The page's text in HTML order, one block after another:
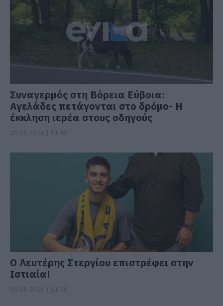
Συναγερμός στη Βόρεια Εύβοια:
Αγελάδες πετάγονται στο δρόμο- Η
έκκληση ιερέα στους οδηγούς
Ο Λευτέρης Στεργίου επιστρέφει στην
Ιστιαία!